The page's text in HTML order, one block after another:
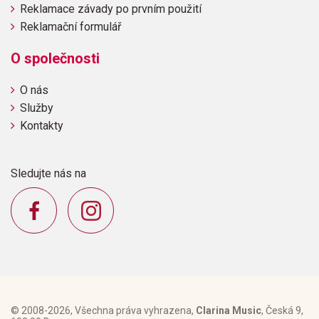
Reklamace závady po prvním použití
Reklamační formulář
O společnosti
O nás
Služby
Kontakty
Sledujte nás na
© 2008-2026, Všechna práva vyhrazena, Clarina Music, Česká 9,